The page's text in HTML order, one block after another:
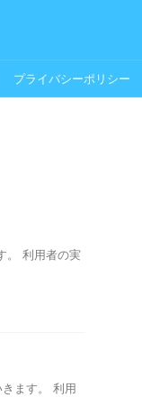
プライバシーポリシー
。 利用者の実
ます。 利用